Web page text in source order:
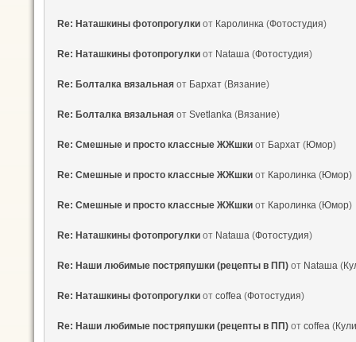
Re: Наташкины фотопрогулки от Каролинка (Фотостудия)
Re: Наташкины фотопрогулки от Nataшa (Фотостудия)
Re: Болталка вязальная от Бархат (Вязание)
Re: Болталка вязальная от Svetlanka (Вязание)
Re: Смешные и просто классные ЖЖшки от Бархат (Юмор)
Re: Смешные и просто классные ЖЖшки от Каролинка (Юмор)
Re: Смешные и просто классные ЖЖшки от Каролинка (Юмор)
Re: Наташкины фотопрогулки от Nataшa (Фотостудия)
Re: Наши любимые постряпушки (рецепты в ПП) от Nataшa (
Re: Наташкины фотопрогулки от coffea (Фотостудия)
Re: Наши любимые постряпушки (рецепты в ПП) от coffea (